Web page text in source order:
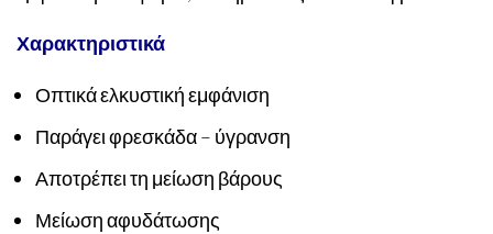
Χαρακτηριστικά
Οπτικά ελκυστική εμφάνιση
Παράγει φρεσκάδα – ύγρανση
Αποτρέπει τη μείωση βάρους
Μείωση αφυδάτωσης